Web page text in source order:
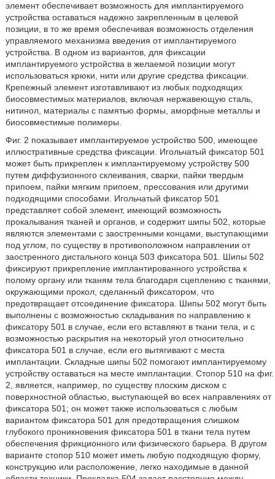
элемент обеспечивает возможность для имплантируемого
устройства оставаться надежно закрепленным в целевой
позиции, в то же время обеспечивая возможность отделения
управляемого механизма введения от имплантируемого
устройства. В одном из вариантов, для фиксации
имплантируемого устройства в желаемой позиции могут
использоваться крюки, нити или другие средства фиксации.
Крепежный элемент изготавливают из любых подходящих
биосовместимых материалов, включая нержавеющую сталь,
нитинол, материалы с памятью формы, аморфные металлы и
биосовместимые полимеры.
Фиг. 2 показывает имплантируемое устройство 500, имеющее
иллюстративные средства фиксации. Игольчатый фиксатор 501
может быть прикреплен к имплантируемому устройству 500
путем диффузионного склеивания, сварки, пайки твердым
припоем, пайки мягким припоем, прессования или другими
подходящими способами. Игольчатый фиксатор 501
представляет собой элемент, имеющий возможность
прокалывания тканей и органов, и содержит шипы 502, которые
являются элементами с заостренными концами, выступающими
под углом, по существу в противоположном направлении от
заостренного дистального конца 503 фиксатора 501. Шипы 502
фиксируют прикрепление имплантированного устройства к
полому органу или тканям тела благодаря сцеплению с тканями,
окружающими прокол, сделанный фиксатором, что
предотвращает отсоединение фиксатора. Шипы 502 могут быть
выполнены с возможностью складывания по направлению к
фиксатору 501 в случае, если его вставляют в ткани тела, и с
возможностью раскрытия на некоторый угол относительно
фиксатора 501 в случае, если его вытягивают с места
имплантации. Складные шипы 502 помогают имплантируемому
устройству оставаться на месте имплантации. Стопор 510 на фиг.
2, является, например, по существу плоским диском с
поверхностной областью, выступающей во всех направлениях от
фиксатора 501; он может также использоваться с любым
вариантом фиксатора 501 для предотвращения слишком
глубокого проникновения фиксатора 501 в ткани тела путем
обеспечения фрикционного или физического барьера. В другом
варианте стопор 510 может иметь любую подходящую форму,
конструкцию или расположение, легко находимые в данной